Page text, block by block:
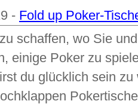
- Fold up Poker-
schaffen, wo Sie
einige Poker zu
du glücklich sein